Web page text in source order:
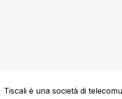
Tiscali è una società di